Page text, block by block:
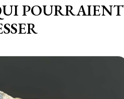
POURRAIENT